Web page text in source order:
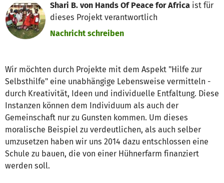
Shari B. von Hands Of Peace for Africa ist für
dieses Projekt verantwortlich
Nachricht schreiben
Wir möchten durch Projekte mit dem Aspekt "Hilfe zur
Selbsthilfe" eine unabhängige Lebensweise vermitteln -
durch Kreativität, Ideen und individuelle Entfaltung. Diese
Instanzen können dem Individuum als auch der
Gemeinschaft nur zu Gunsten kommen. Um dieses
moralische Beispiel zu verdeutlichen, als auch selber
umzusetzen haben wir uns 2014 dazu entschlossen eine
Schule zu bauen, die von einer Hühnerfarm finanziert
werden soll.